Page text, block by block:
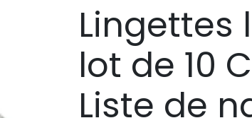
Lingettes
lot de 10
Liste de